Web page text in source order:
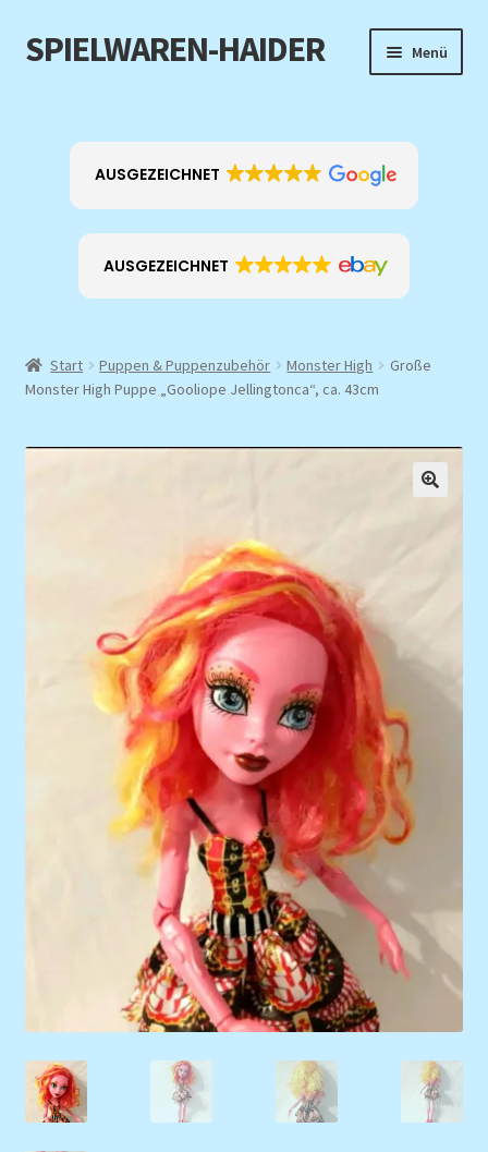
Zur
Navigation
Zum
Inhalt
SPIELWAREN-HAIDER Menü
ANGEBOTE
Kontakt
AUSGEZEICHNET
AUSGEZEICHNET
Start Puppen & Puppenzubehör Monster High
Große
Monster High Puppe „Gooliope Jellingtonca“, ca. 43cm